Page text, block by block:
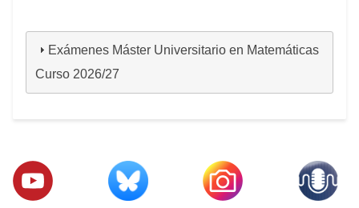
Exámenes Máster Universitario en Matemáticas
Curso 2026/27